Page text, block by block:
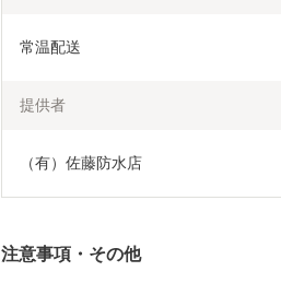
常温配送
提供者
（有）佐藤防水店
注意事項・その他